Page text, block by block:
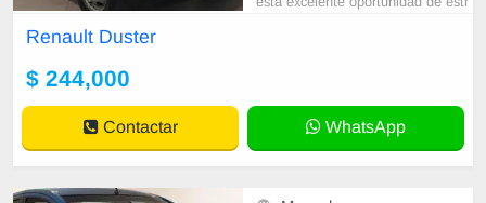
Renault Duster
$ 244,000
Contactar WhatsApp